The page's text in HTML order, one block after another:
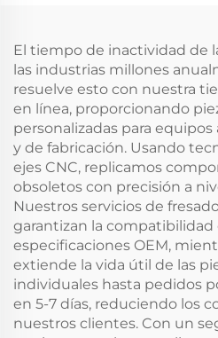
El tiempo de inactividad de
las industrias millones
resuelve esto con nuestra
en línea, proporcionando
personalizadas para
y de fabricación. Usando
ejes CNC, replicamos
obsoletos con precisión a
Nuestros servicios de
garantizan la compatibilidad
especificaciones OEM,
extiende la vida útil de las
individuales hasta pedidos
en 5-7 días, reduciendo los
nuestros clientes. Con un